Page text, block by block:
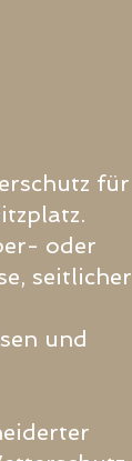
für
oder
seitlicher
und